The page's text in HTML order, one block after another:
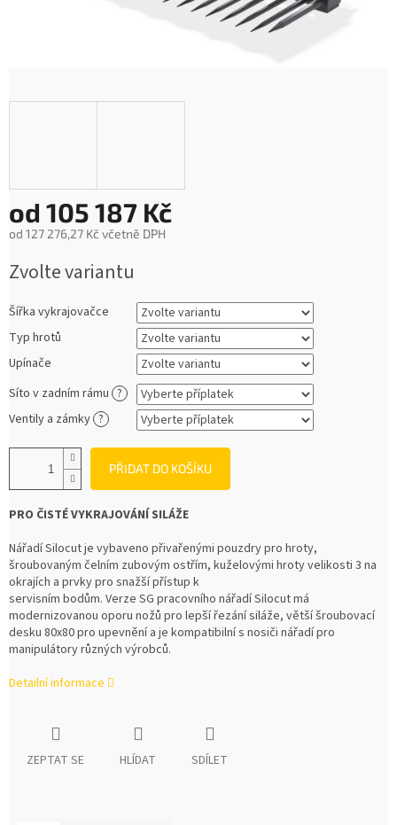
od 105 187 Kč
od 127 276,27 Kč včetně DPH
cena:
Zvolte variantu
Šířka vykrajovačce
Typ hrotů
Upínače
Síto v zadním rámu ?
Ventily a zámky ?
PŘIDAT DO KOŠÍKU
PRO ČISTÉ VYKRAJOVÁNÍ SILÁŽE
Nářadí Silocut je vybaveno přivařenými pouzdry pro hroty,
šroubovaným čelním zubovým ostřím, kuželovými hroty velikosti 3 na
okrajích a prvky pro snažší přístup k
servisním bodům. Verze SG pracovního nářadí Silocut má
modernizovanou oporu nožů pro lepší řezání siláže, větší šroubovací
desku 80x80 pro upevnění a je kompatibilní s nosiči nářadí pro
manipulátory různých výrobců.
Detailní informace
ZEPTAT SE HLÍDAT SDÍLET